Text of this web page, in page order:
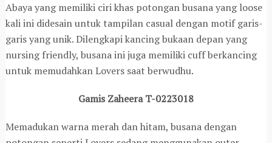
Abaya yang memiliki ciri khas potongan busana yang loose
kali ini didesain untuk tampilan casual dengan motif garis-
garis yang unik. Dilengkapi kancing bukaan depan yang
nursing friendly, busana ini juga memiliki cuff berkancing
untuk memudahkan Lovers saat berwudhu.
Gamis Zaheera T-0223018
Memadukan warna merah dan hitam, busana dengan